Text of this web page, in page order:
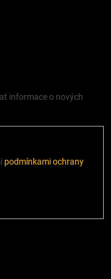
informace o nových
podmínkami ochrany